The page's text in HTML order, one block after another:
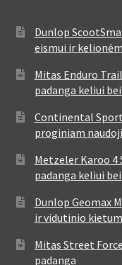
Dunlop
eismui ir
Mitas Enduro
padanga keliui
Continental
proginiam
Metzeler Karoo
padanga keliui
Dunlop Geomax
ir vidutinio
Mitas Street
padanga